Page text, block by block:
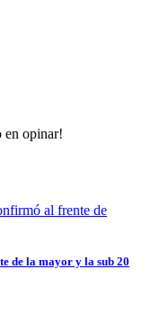
en opinar!
de la mayor y la sub 20